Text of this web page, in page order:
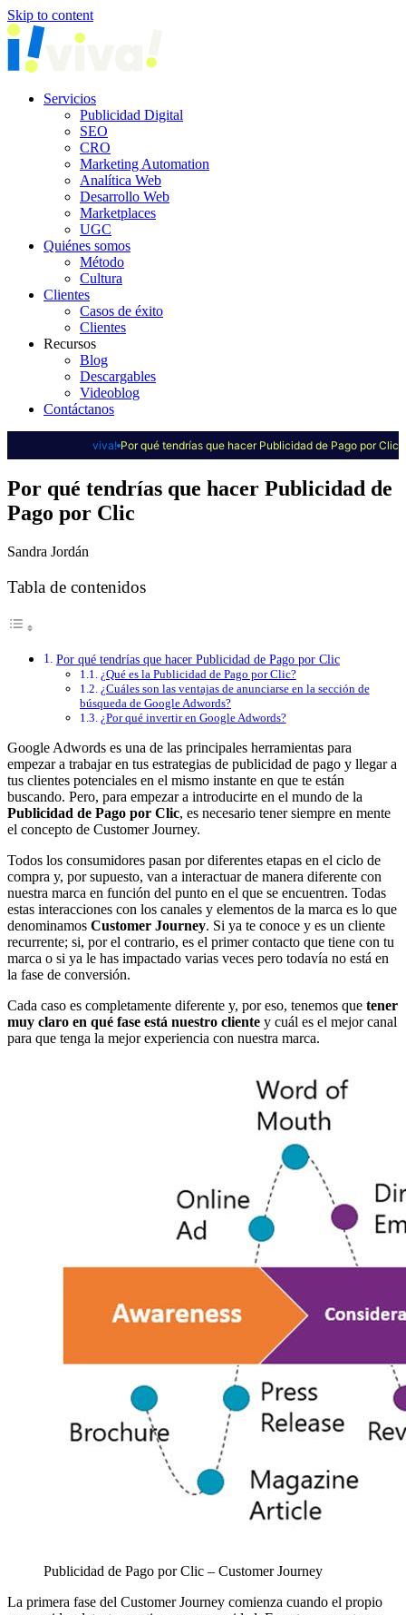
Skip to content
Servicios
Publicidad Digital
SEO
CRO
Marketing Automation
Analítica Web
Desarrollo Web
Marketplaces
UGC
Quiénes somos
Método
Cultura
Clientes
Casos de éxito
Clientes
Recursos
Blog
Descargables
Videoblog
Contáctanos
viva! Por qué tendrías que hacer Publicidad de Pago por Clic
Por qué tendrías que hacer Publicidad de
Pago por Clic
Sandra Jordán
Tabla de contenidos
Por qué tendrías que hacer Publicidad de Pago por Clic
¿Qué es la Publicidad de Pago por Clic?
¿Cuáles son las ventajas de anunciarse en la sección de
búsqueda de Google Adwords?
¿Por qué invertir en Google Adwords?
Google Adwords es una de las principales herramientas para
empezar a trabajar en tus estrategias de publicidad de pago y llegar a
tus clientes potenciales en el mismo instante en que te están
buscando. Pero, para empezar a introducirte en el mundo de la
Publicidad de Pago por Clic, es necesario tener siempre en mente
el concepto de Customer Journey.
Todos los consumidores pasan por diferentes etapas en el ciclo de
compra y, por supuesto, van a interactuar de manera diferente con
nuestra marca en función del punto en el que se encuentren. Todas
estas interacciones con los canales y elementos de la marca es lo que
denominamos Customer Journey. Si ya te conoce y es un cliente
recurrente; si, por el contrario, es el primer contacto que tiene con tu
marca o si ya le has impactado varias veces pero todavía no está en
la fase de conversión.
Cada caso es completamente diferente y, por eso, tenemos que tener
muy claro en qué fase está nuestro cliente y cuál es el mejor canal
para que tenga la mejor experiencia con nuestra marca.
Publicidad de Pago por Clic – Customer Journey
La primera fase del Customer Journey comienza cuando el propio